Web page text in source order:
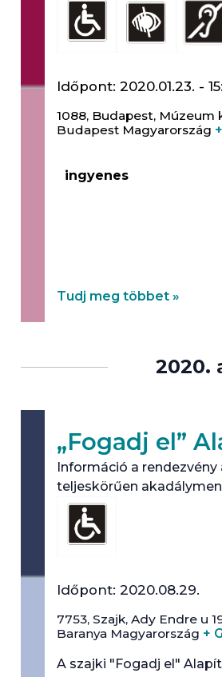
Időpont:2020.01.23. -
1088, Budapest, Múzeum
Budapest Magyarország
ingyenes
Tudj meg többet »
2020.
„Fogadj el”
Információ a
teljeskörűen
Időpont:2020.08.29.
7753, Szajk, Ady Endre u
Baranya Magyarország +
A szajki "Fogadj el"